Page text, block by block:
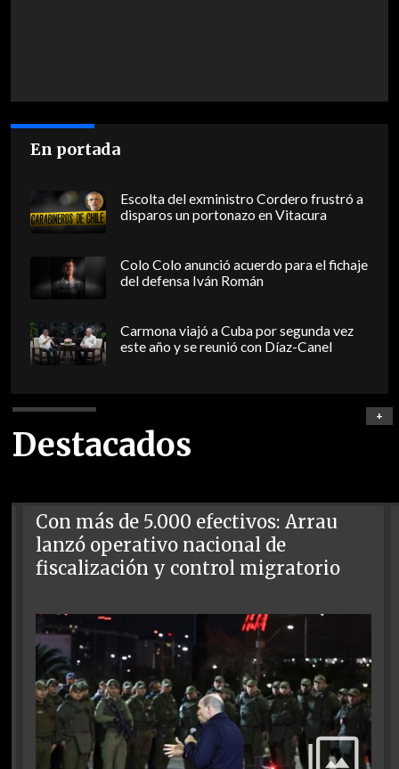
En portada
Escolta del exministro Cordero frustró a
disparos un portonazo en Vitacura
Colo Colo anunció acuerdo para el fichaje
del defensa Iván Román
Carmona viajó a Cuba por segunda vez
este año y se reunió con Díaz-Canel
Destacados
+
Con más de 5.000 efectivos: Arrau
lanzó operativo nacional de
fiscalización y control migratorio